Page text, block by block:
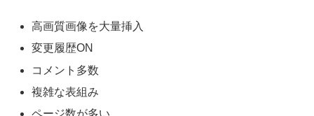
高画質画像を大量挿入
変更履歴ON
コメント多数
複雑な表組み
ページ数が多い